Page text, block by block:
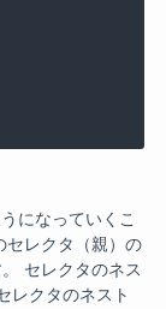
になっていくこ
セレクタ（親）の
セレクタのネス
レクタのネスト